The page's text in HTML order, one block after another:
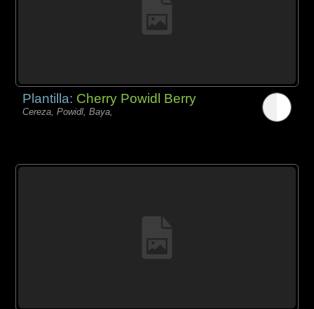
Plantilla: Cherry Powidl Berry
Cereza, Powidl, Baya,